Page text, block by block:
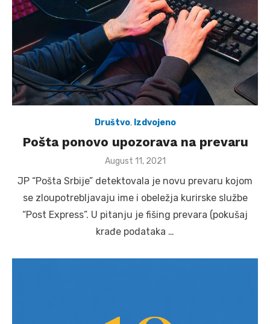
Društvo, Izdvojeno
Pošta ponovo upozorava na prevaru
Posted
August 11, 2021
JP “Pošta Srbije” detektovala je novu prevaru kojom
se zloupotrebljavaju ime i obeležja kurirske službe
“Post Express”. U pitanju je fišing prevara (pokušaj
krađe podataka …